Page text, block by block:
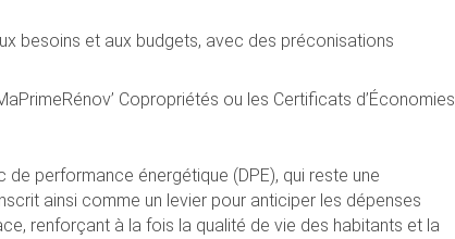
besoins et aux budgets, avec des préconisations
Copropriétés ou les Certificats d’Économies
performance énergétique (DPE), qui reste une
ainsi comme un levier pour anticiper les dépenses
renforçant à la fois la qualité de vie des habitants et la